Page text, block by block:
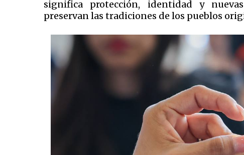
significa protección, identidad y
preservan las tradiciones de los pueblos